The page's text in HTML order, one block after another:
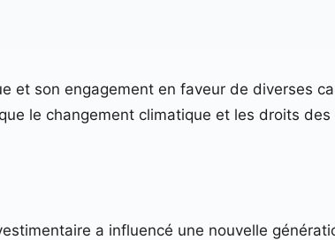
et son engagement en faveur de diverses
le changement climatique et les droits des
a influencé une nouvelle